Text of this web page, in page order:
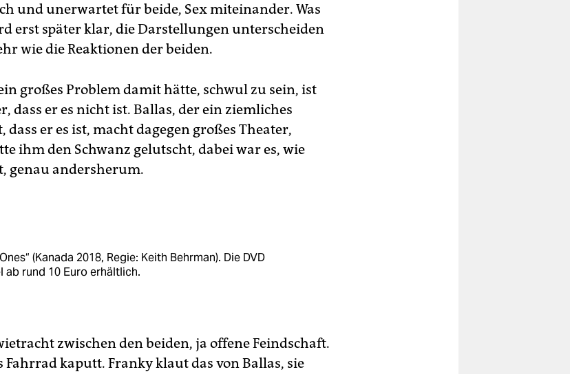
und unerwartet für beide, Sex miteinander. Was
erst später klar, die Darstellungen unterscheiden
wie die Reaktionen der beiden.
großes Problem damit hätte, schwul zu sein, ist
dass er es nicht ist. Ballas, der ein ziemliches
er es ist, macht dagegen großes Theater,
ihm den Schwanz gelutscht, dabei war es, wie
genau andersherum.
(Kanada 2018, Regie: Keith Behrman). Die DVD
ab rund 10 Euro erhältlich.
zwischen den beiden, ja offene Feindschaft.
kaputt. Franky klaut das von Ballas, sie